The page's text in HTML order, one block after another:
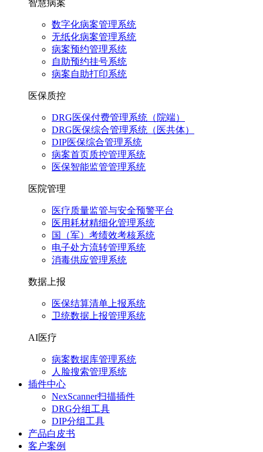
智慧病案
数字化病案管理系统
无纸化病案管理系统
病案预约管理系统
自助预约挂号系统
病案自助打印系统
医保质控
DRG医保付费管理系统（院端）
DRG医保综合管理系统（医共体）
DIP医保综合管理系统
病案首页质控管理系统
医保智能监管管理系统
医院管理
医疗质量监管与安全预警平台
医用耗材精细化管理系统
国（军）考绩效考核系统
电子处方流转管理系统
消毒供应管理系统
数据上报
医保结算清单上报系统
卫统数据上报管理系统
AI医疗
病案数据库管理系统
人脸搜索管理系统
插件中心
NexScanner扫描插件
DRG分组工具
DIP分组工具
产品白皮书
客户案例